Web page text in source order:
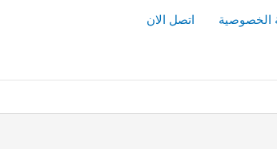
الخصوصية اتصل الان